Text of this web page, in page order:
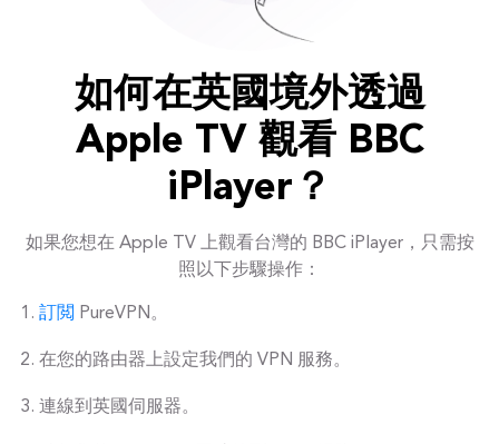
如何在英國境外透過
Apple TV 觀看 BBC
iPlayer？
如果您想在 Apple TV 上觀看台灣的 BBC iPlayer，只需按
照以下步驟操作：
訂閲 PureVPN。
在您的路由器上設定我們的 VPN 服務。
連線到英國伺服器。